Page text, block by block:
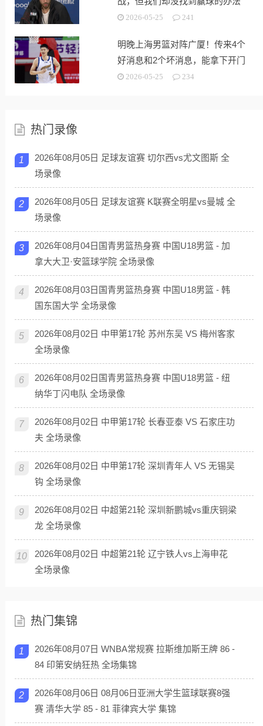
2026-05-25 241
明晚上海男篮对阵广厦！传来4个
好消息和2个坏消息，能拿下开门
红2026-05-25 234
热门录像
1
2026年08月05日 足球友谊赛 切尔西vs尤文图斯 全
场录像
2
2026年08月05日 足球友谊赛 K联赛全明星vs曼城 全
场录像
3
2026年08月04日国青男篮热身赛 中国U18男篮 - 加
拿大大卫·安篮球学院 全场录像
4
2026年08月03日国青男篮热身赛 中国U18男篮 - 韩
国东国大学 全场录像
5
2026年08月02日 中甲第17轮 苏州东吴 VS 梅州客家
全场录像
6
2026年08月02日国青男篮热身赛 中国U18男篮 - 纽
纳华丁闪电队 全场录像
7
2026年08月02日 中甲第17轮 长春亚泰 VS 石家庄功
夫 全场录像
8
2026年08月02日 中甲第17轮 深圳青年人 VS 无锡吴
钩 全场录像
9
2026年08月02日 中超第21轮 深圳新鹏城vs重庆铜梁
龙 全场录像
10
2026年08月02日 中超第21轮 辽宁铁人vs上海申花
全场录像
热门集锦
1
2026年08月07日 WNBA常规赛 拉斯维加斯王牌 86 -
84 印第安纳狂热 全场集锦
2
2026年08月06日 08月06日亚洲大学生篮球联赛8强
赛 清华大学 85 - 81 菲律宾大学 集锦